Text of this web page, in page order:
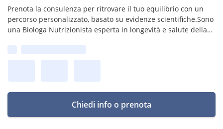
Prenota la consulenza per ritrovare il tuo equilibrio con un
percorso personalizzato, basato su evidenze scientifiche.Sono
una Biologa Nutrizionista esperta in longevità e salute della
Chiedi info o prenota